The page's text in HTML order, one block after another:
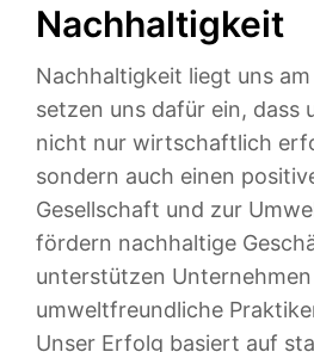
Nachhaltigkeit
Nachhaltigkeit liegt uns
setzen uns dafür ein, dass
nicht nur wirtschaftlich
sondern auch einen
Gesellschaft und zur
fördern nachhaltige
unterstützen Unternehmen
umweltfreundliche
Unser Erfolg basiert auf